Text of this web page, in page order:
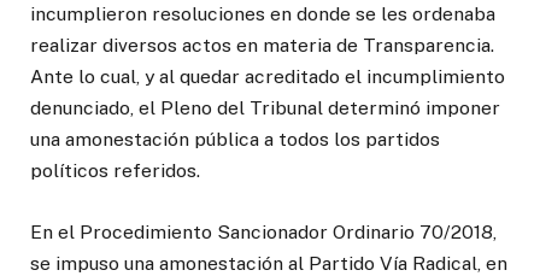
incumplieron resoluciones en donde se les ordenaba
realizar diversos actos en materia de Transparencia.
Ante lo cual, y al quedar acreditado el incumplimiento
denunciado, el Pleno del Tribunal determinó imponer
una amonestación pública a todos los partidos
políticos referidos.
En el Procedimiento Sancionador Ordinario 70/2018,
se impuso una amonestación al Partido Vía Radical, en